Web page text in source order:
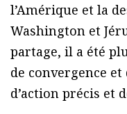
l’Amérique et la
Washington et
partage, il a été
de convergence
d’action précis et